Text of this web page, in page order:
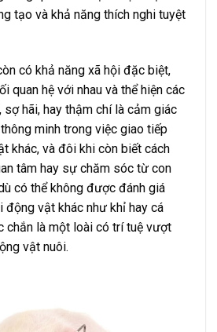
tạo và khả năng thích nghi tuyệt
có khả năng xã hội đặc biệt,
quan hệ với nhau và thể hiện các
sợ hãi, hay thậm chí là cảm giác
minh trong việc giao tiếp
khác, và đôi khi còn biết cách
tâm hay sự chăm sóc từ con
có thể không được đánh giá
động vật khác như khỉ hay cá
chắn là một loài có trí tuệ vượt
vật nuôi.